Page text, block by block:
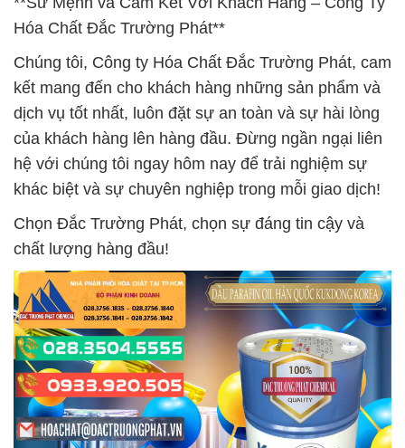
Hóa Chất Đắc Trường Phát**
Chúng tôi, Công ty Hóa Chất Đắc Trường Phát, cam
kết mang đến cho khách hàng những sản phẩm và
dịch vụ tốt nhất, luôn đặt sự an toàn và sự hài lòng
của khách hàng lên hàng đầu. Đừng ngần ngại liên
hệ với chúng tôi ngay hôm nay để trải nghiệm sự
khác biệt và sự chuyên nghiệp trong mỗi giao dịch!
Chọn Đắc Trường Phát, chọn sự đáng tin cậy và
chất lượng hàng đầu!